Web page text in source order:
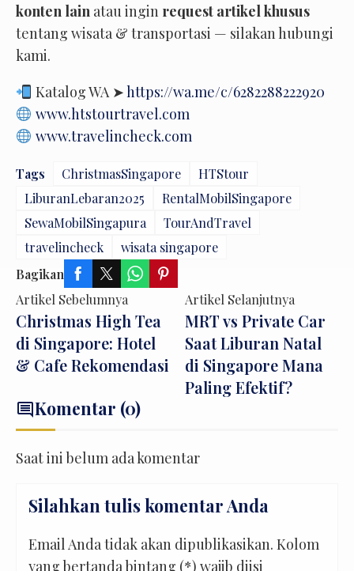
konten lain atau ingin request artikel khusus
tentang wisata & transportasi — silakan hubungi
kami.
Katalog WA ➤https://wa.me/c/6282288222920
www.htstourtravel.com
www.travelincheck.com
Tags ChristmasSingapore
HTStour
LiburanLebaran2025
RentalMobilSingapore
SewaMobilSingapura
TourAndTravel
travelincheck
wisata singapore
Bagikan
Artikel Sebelumnya
Christmas High Tea
di Singapore: Hotel
& Cafe Rekomendasi
Artikel Selanjutnya
MRT vs Private Car
Saat Liburan Natal
di Singapore Mana
Paling Efektif?
commentKomentar (0)
Saat ini belum ada komentar
Silahkan tulis komentar Anda
Email Anda tidak akan dipublikasikan. Kolom
yang bertanda bintang (*) wajib diisi